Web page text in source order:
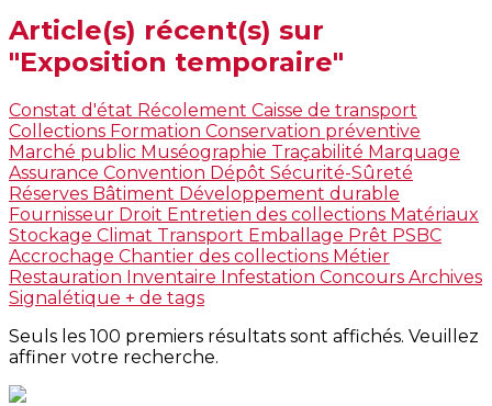
Article(s) récent(s) sur
"Exposition temporaire"
Constat d'état Récolement Caisse de transport
Collections Formation Conservation préventive
Marché public Muséographie Traçabilité Marquage
Assurance Convention Dépôt Sécurité-Sûreté
Réserves Bâtiment Développement durable
Fournisseur Droit Entretien des collections Matériaux
Stockage Climat Transport Emballage Prêt PSBC
Accrochage Chantier des collections Métier
Restauration Inventaire Infestation Concours Archives
Signalétique + de tags
Seuls les 100 premiers résultats sont affichés. Veuillez
affiner votre recherche.